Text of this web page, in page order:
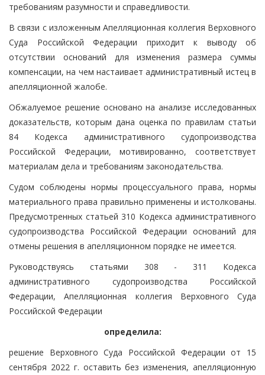
требованиям разумности и справедливости.
В связи с изложенным Апелляционная коллегия Верховного
Суда Российской Федерации приходит к выводу об
отсутствии оснований для изменения размера суммы
компенсации, на чем настаивает административный истец в
апелляционной жалобе.
Обжалуемое решение основано на анализе исследованных
доказательств, которым дана оценка по правилам статьи
84 Кодекса административного судопроизводства
Российской Федерации, мотивированно, соответствует
материалам дела и требованиям законодательства.
Судом соблюдены нормы процессуального права, нормы
материального права правильно применены и истолкованы.
Предусмотренных статьей 310 Кодекса административного
судопроизводства Российской Федерации оснований для
отмены решения в апелляционном порядке не имеется.
Руководствуясь статьями 308 - 311 Кодекса
административного судопроизводства Российской
Федерации, Апелляционная коллегия Верховного Суда
Российской Федерации
определила:
решение Верховного Суда Российской Федерации от 15
сентября 2022 г. оставить без изменения, апелляционную